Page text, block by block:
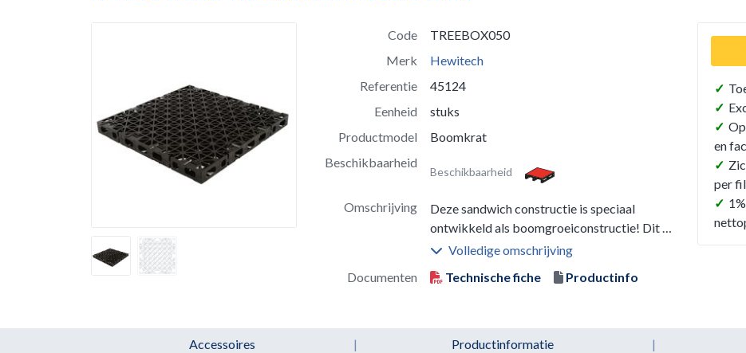
Code
TREEBOX050
Merk
Hewitech
Referentie
45124
Eenheid
stuks
Productmodel
Boomkrat
Beschikbaarheid
Beschikbaarheid
Omschrijving
Deze sandwich constructie is speciaal
ontwikkeld als boomgroeiconstructie! Dit is
een doeltreffende manier om een tweede
op termijn wortelopdruk het bovenliggende
onderliggende laag bomenzand, dan wel
Volledige omschrijving
Documenten
Technische fiche Productinfo
✓
✓
✓
en
✓
per
✓
Accessoires | Productinformatie |